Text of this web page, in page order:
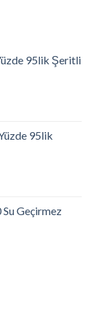
95lik Şeritli
95lik
Geçirmez